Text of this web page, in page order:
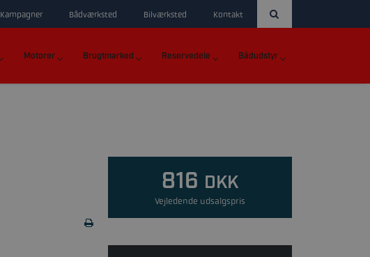
Kampagner Bådværksted Bilværksted Kontakt
Motorer Brugtmarked Reservedele Bådudstyr
816 DKK
Vejledende udsalgspris